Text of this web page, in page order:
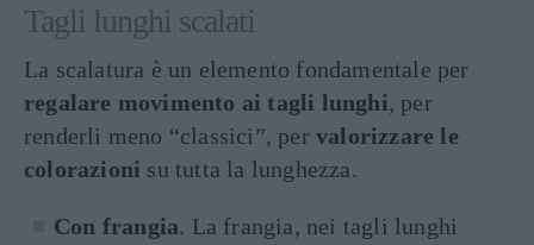
Tagli lunghi scalati
La scalatura è un elemento fondamentale per
regalare movimento ai tagli lunghi, per
renderli meno “classici”, per valorizzare le
colorazioni su tutta la lunghezza.
Con frangia. La frangia, nei tagli lunghi